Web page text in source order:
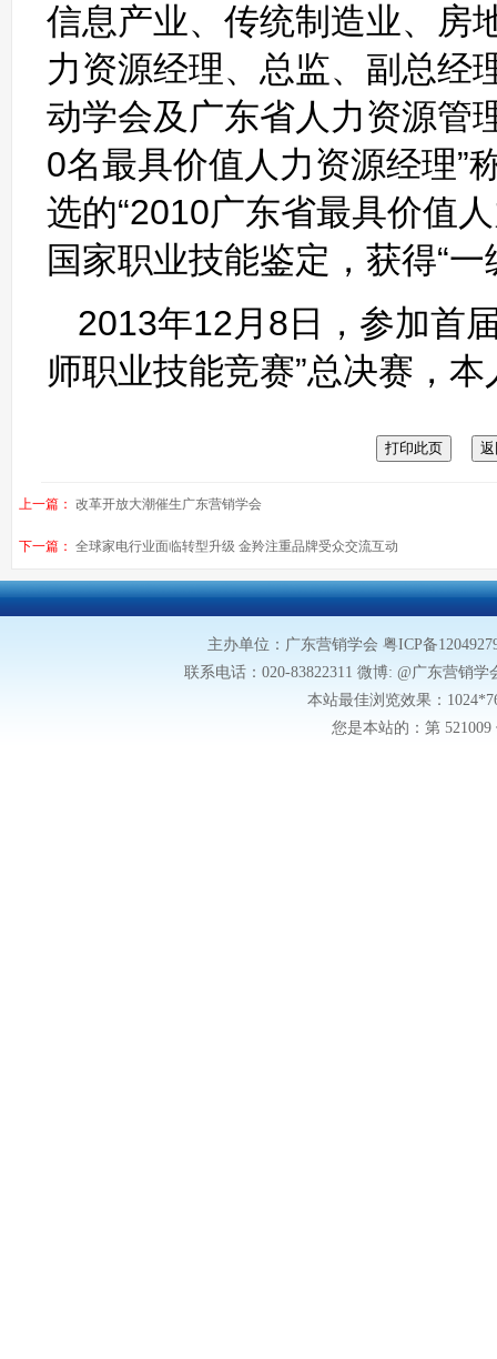
信息产业、传统制造业、房
力资源经理、总监、副总经
动学会及广东省人力资源管
0名最具价值人力资源经理”
选的“2010广东省最具价值
国家职业技能鉴定，获得“
2013年12月8日，参加首
师职业技能竞赛”总决赛，
上一篇： 改革开放大潮催生广东营销学会
下一篇： 全球家电行业面临转型升级 金羚注重品牌受众交流互动
主办单位：广东营销学会 粤ICP备
联系电话：020-83822311 微博: @广东营销学
本站最佳浏览效果：
您是本站的：第